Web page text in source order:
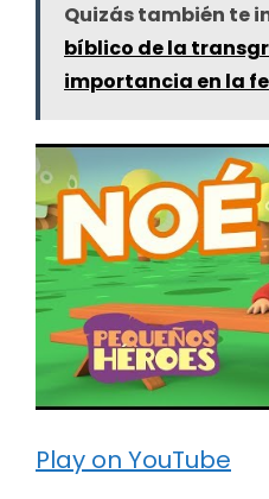
Quizás también te
bíblico de la
importancia en la fe
Play on YouTube